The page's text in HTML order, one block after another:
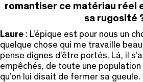
romantiser ce matériau réel
sa rugosité
Laure : L’épique est pour nous un
quelque chose qui me travaille
pense dignes d’être portés. Là, il
empêchés, de toute une
qu’on lui disait de fermer sa gueule.